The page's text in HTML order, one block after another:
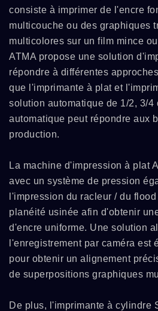
consiste à imprimer de l'encre
multicouche ou des graphiques
multicolores sur un film mince
ATMA propose une solution
répondre à différentes
que l'imprimante à plat et
solution automatique de 1/2, 3/4
automatique peut répondre aux
production.
La machine d'impression à plat
avec un système de pression
l'impression du racleur / du
planéité usinée afin d'obtenir
d'encre uniforme. Une solution
l'enregistrement par caméra est
pour obtenir un alignement
de superpositions graphiques
De plus, l'imprimante à cylindre